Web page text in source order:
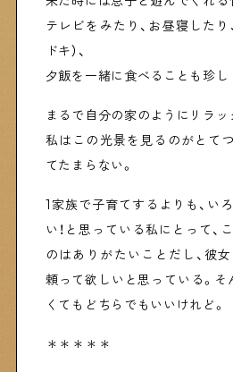
テレビをみたり、お昼寝した
ドキ）、
夕飯を一緒に食べることも珍し
まるで自分の家のようにリラッ
私はこの光景を見るのがとて
てたまらない。
1家族で子育てするよりも、い
い！と思っている私にとって、
のはありがたいことだし、彼
頼って欲しいと思っている。そ
くてもどちらでもいいけれど。
＊＊＊＊＊